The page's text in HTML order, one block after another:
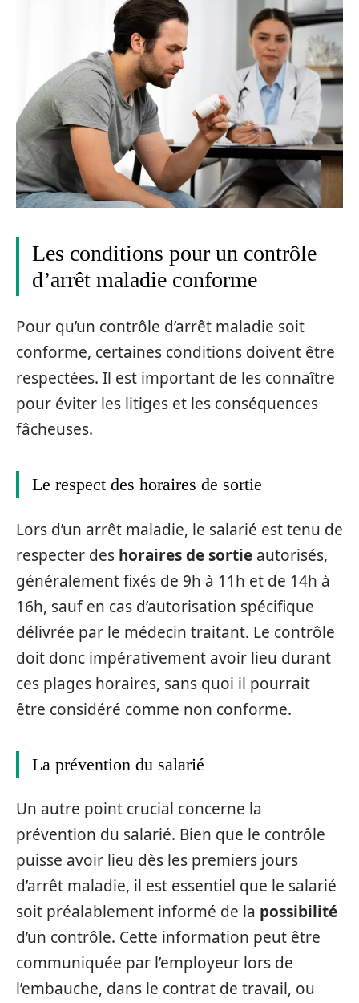
Les conditions pour un contrôle
d’arrêt maladie conforme
Pour qu’un contrôle d’arrêt maladie soit
conforme, certaines conditions doivent être
respectées. Il est important de les connaître
pour éviter les litiges et les conséquences
fâcheuses.
Le respect des horaires de sortie
Lors d’un arrêt maladie, le salarié est tenu de
respecter des horaires de sortie autorisés,
généralement fixés de 9h à 11h et de 14h à
16h, sauf en cas d’autorisation spécifique
délivrée par le médecin traitant. Le contrôle
doit donc impérativement avoir lieu durant
ces plages horaires, sans quoi il pourrait
être considéré comme non conforme.
La prévention du salarié
Un autre point crucial concerne la
prévention du salarié. Bien que le contrôle
puisse avoir lieu dès les premiers jours
d’arrêt maladie, il est essentiel que le salarié
soit préalablement informé de la possibilité
d’un contrôle. Cette information peut être
communiquée par l’employeur lors de
l’embauche, dans le contrat de travail, ou